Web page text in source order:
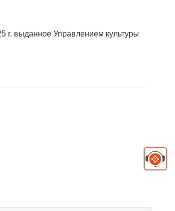
г. выданное Управлением культуры